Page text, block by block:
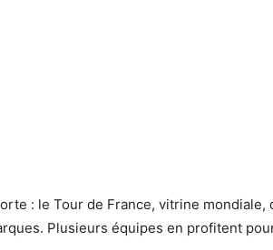
: le Tour de France, vitrine mondiale,
Plusieurs équipes en profitent